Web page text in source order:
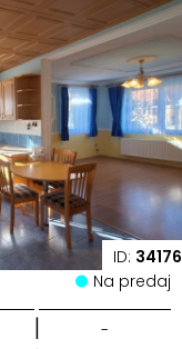
ID: 34176
Na predaj
| -